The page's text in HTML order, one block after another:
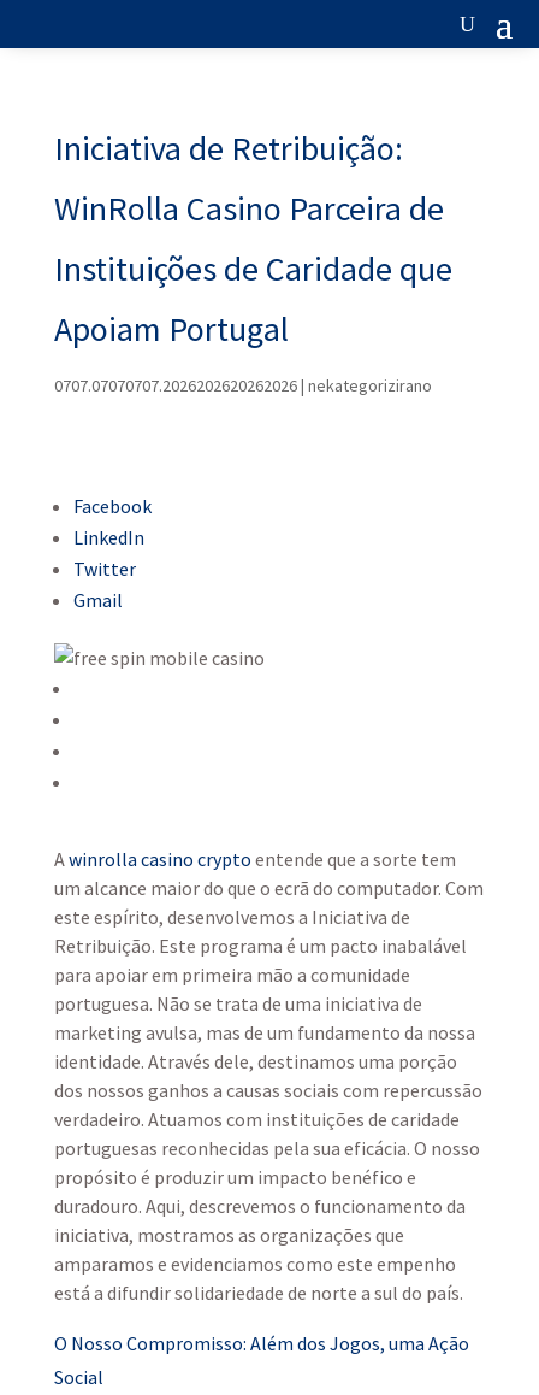
Iniciativa de Retribuição:
WinRolla Casino Parceira de
Instituições de Caridade que
Apoiam Portugal
0707.07070707.2026202620262026| nekategorizirano
Facebook
LinkedIn
Twitter
Gmail
Awinrolla casino crypto entende que a sorte tem
um alcance maior do que o ecrã do computador. Com
este espírito, desenvolvemos a Iniciativa de
Retribuição. Este programa é um pacto inabalável
para apoiar em primeira mão a comunidade
portuguesa. Não se trata de uma iniciativa de
marketing avulsa, mas de um fundamento da nossa
identidade. Através dele, destinamos uma porção
dos nossos ganhos a causas sociais com repercussão
verdadeiro. Atuamos com instituições de caridade
portuguesas reconhecidas pela sua eficácia. O nosso
propósito é produzir um impacto benéfico e
duradouro. Aqui, descrevemos o funcionamento da
iniciativa, mostramos as organizações que
amparamos e evidenciamos como este empenho
está a difundir solidariedade de norte a sul do país.
O Nosso Compromisso: Além dos Jogos, uma Ação
Social